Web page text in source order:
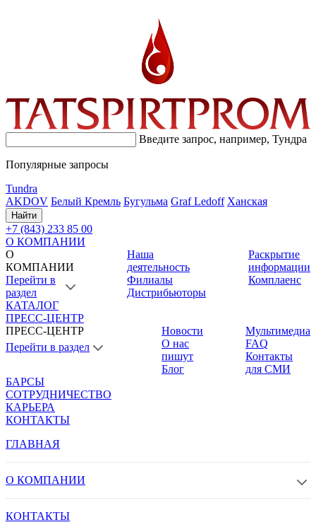
Введите запрос, например, Тундра
Популярные запросы
Tundra
AKDOV Белый Кремль Бугульма Graf Ledoff Ханская
Найти
+7 (843) 233 85 00
О КОМПАНИИ
О
КОМПАНИИ
Перейти в
раздел
Наша
деятельность
Филиалы
Дистрибьюторы
Раскрытие
информации
Комплаенс
КАТАЛОГ
ПРЕСС-ЦЕНТР
ПРЕСС-ЦЕНТР
Перейти в раздел
Новости
О нас
пишут
Блог
Мультимедиа
FAQ
Контакты
для СМИ
БАРСЫ
СОТРУДНИЧЕСТВО
КАРЬЕРА
КОНТАКТЫ
ГЛАВНАЯ
О КОМПАНИИ
КОНТАКТЫ